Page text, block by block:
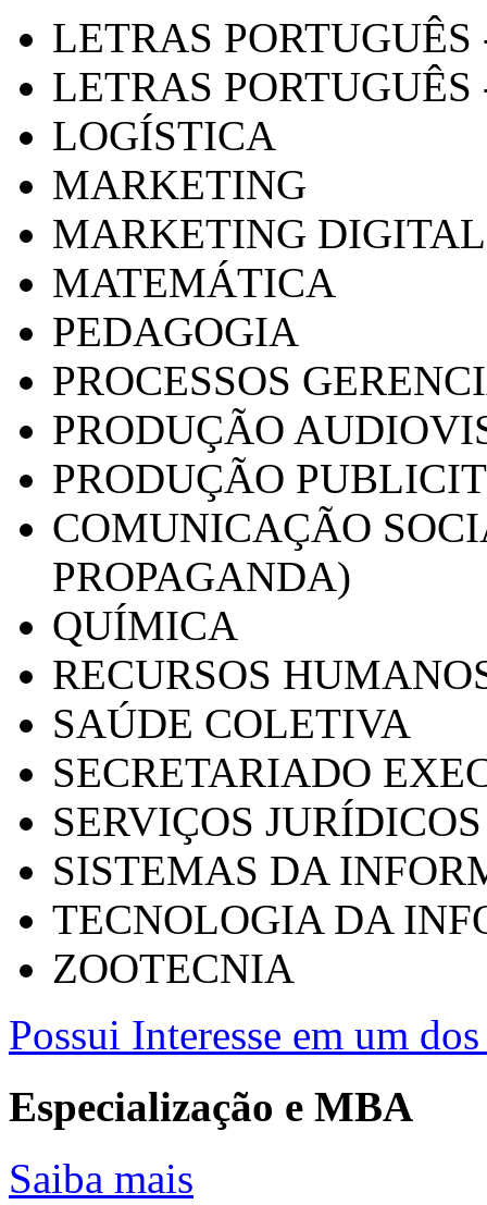
LETRAS
LETRAS PORTUGUÊS
LOGÍSTICA
MARKETING
MARKETING DIGITAL
MATEMÁTICA
PEDAGOGIA
PROCESSOS
PRODUÇÃO
PRODUÇÃO
COMUNICAÇÃO
PROPAGANDA)
QUÍMICA
RECURSOS
SAÚDE COLETIVA
SECRETARIADO
SERVIÇOS
SISTEMAS DA
TECNOLOGIA DA
ZOOTECNIA
Possui Interesse em um
Especialização e MBA
Saiba mais